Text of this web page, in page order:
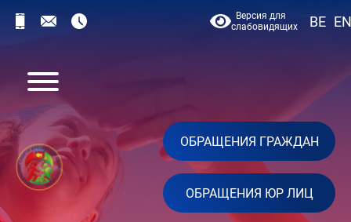
Версия для
слабовидящих
BE EN
ОБРАЩЕНИЯ ГРАЖДАН
ОБРАЩЕНИЯ ЮР ЛИЦ